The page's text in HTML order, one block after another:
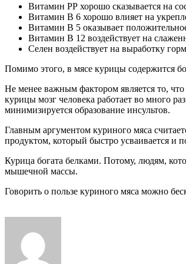
Витамин РР хорошо сказывается на
Витамин В 6 хорошо влияет на
Витамин В 5 оказывает
Витамин В 12 воздействует на
Селен воздействует на выработку
Помимо этого, в мясе курицы содержится
Не менее важным фактором является то,
курицы мозг человека работает во много
минимизируется образование инсультов.
Главным аргументом куриного мяса
продуктом, который быстро усваивается и
Курица богата белками. Потому, людям,
мышечной массы.
Говорить о пользе куриного мяса можно